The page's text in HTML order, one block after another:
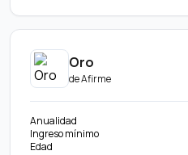
Oro
deAfirme
Anualidad
Ingreso mínimo
Edad